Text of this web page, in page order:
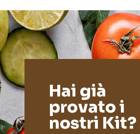
Hai già
provato i
nostri Kit?